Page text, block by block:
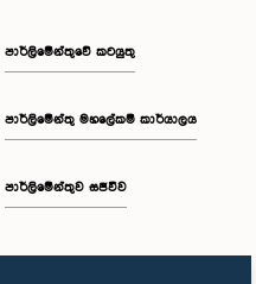
පාර්ලිමේන්තුවේ කටයුතු
පාර්ලිමේන්තු මහලේකම් කාර්යාලය
පාර්ලිමේන්තුව සජීවීව